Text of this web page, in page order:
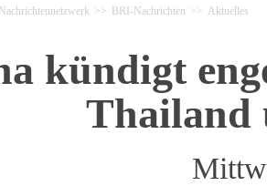
>> BRI-Nachrichten >> Aktuelles
kündigt
Thailand